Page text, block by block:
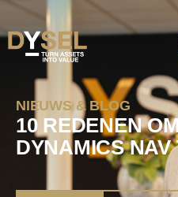
NIEUWS & BLOG
10 REDENEN
DYNAMICS NAV